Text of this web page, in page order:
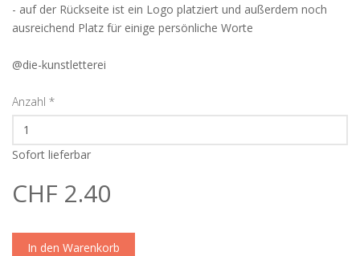
- auf der Rückseite ist ein Logo platziert und außerdem noch
ausreichend Platz für einige persönliche Worte
@die-kunstletterei
Anzahl *
Sofort lieferbar
CHF 2.40
In den Warenkorb